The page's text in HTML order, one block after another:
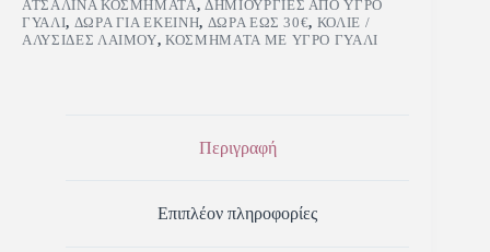
ΑΤΣΆΛΙΝΑ ΚΟΣΜΉΜΑΤΑ, ΔΗΜΙΟΥΡΓΊΕΣ ΑΠΌ ΥΓΡΌ
ΓΥΑΛΊ, ΔΏΡΑ ΓΙΑ ΕΚΕΊΝΗ, ΔΏΡΑ ΈΩΣ 30€, ΚΟΛΙΈ /
ΑΛΥΣΊΔΕΣ ΛΑΙΜΟΎ,ΚΟΣΜΉΜΑΤΑ ΜΕ ΥΓΡΌ ΓΥΑΛΊ
Περιγραφή
Επιπλέον πληροφορίες